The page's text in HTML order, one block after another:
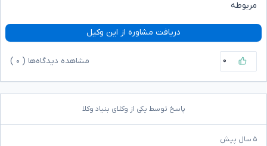
مربوطه
دریافت مشاوره از این وکیل
۰ مشاهده دیدگاه‌ها ( ۰
پاسخ توسط یکی از وکلای بنیاد وکلا
۵ سال پیش